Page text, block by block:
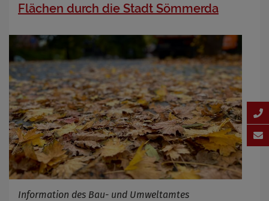
Flächen durch die Stadt Sömmerda
Information des Bau- und Umweltamtes